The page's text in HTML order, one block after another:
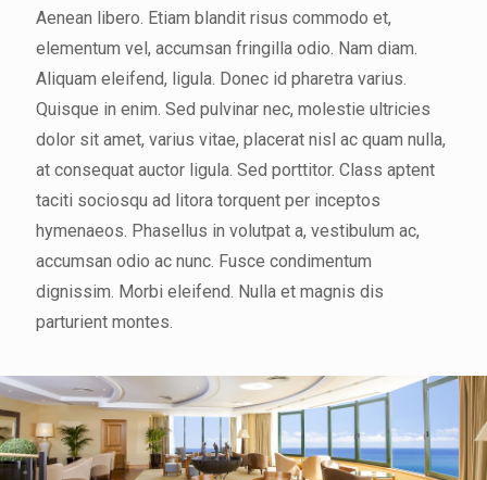
Aenean libero. Etiam blandit risus commodo et,
elementum vel, accumsan fringilla odio. Nam diam.
Aliquam eleifend, ligula. Donec id pharetra varius.
Quisque in enim. Sed pulvinar nec, molestie ultricies
dolor sit amet, varius vitae, placerat nisl ac quam nulla,
at consequat auctor ligula. Sed porttitor. Class aptent
taciti sociosqu ad litora torquent per inceptos
hymenaeos. Phasellus in volutpat a, vestibulum ac,
accumsan odio ac nunc. Fusce condimentum
dignissim. Morbi eleifend. Nulla et magnis dis
parturient montes.